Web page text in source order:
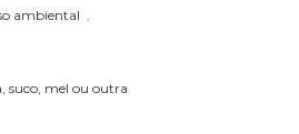
ambiental .
suco, mel ou outra